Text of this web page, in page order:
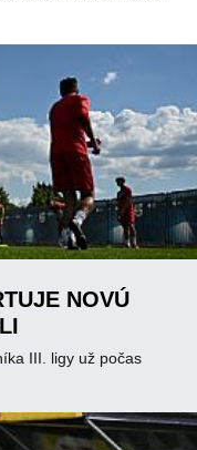
NOVÚ
III. ligy už počas